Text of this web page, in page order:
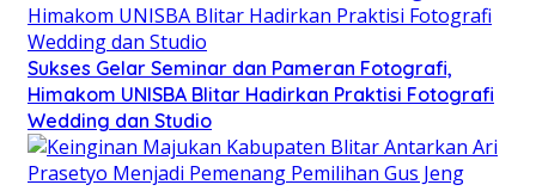
Sukses Gelar Seminar dan Pameran Fotografi,
Himakom UNISBA Blitar Hadirkan Praktisi Fotografi
Wedding dan Studio